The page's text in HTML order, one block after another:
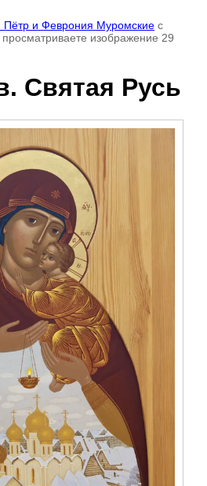
Пётр и Феврония Муромские с
просматриваете изображение 29
Святая Русь